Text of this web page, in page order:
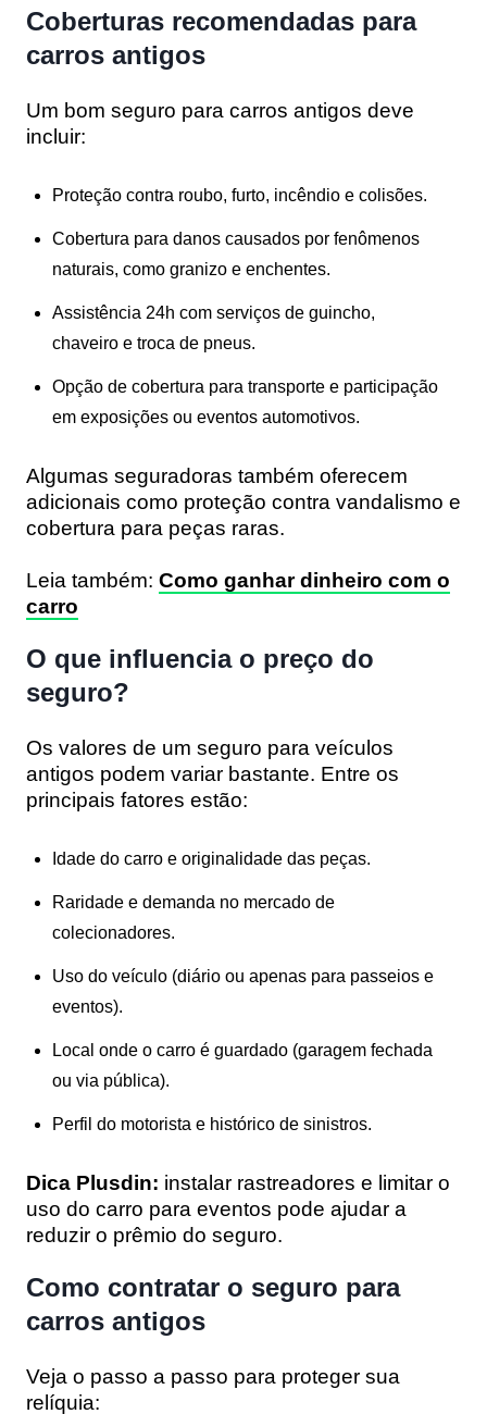
Coberturas recomendadas para
carros antigos
Um bom seguro para carros antigos deve
incluir:
Proteção contra roubo, furto, incêndio e colisões.
Cobertura para danos causados por fenômenos
naturais, como granizo e enchentes.
Assistência 24h com serviços de guincho,
chaveiro e troca de pneus.
Opção de cobertura para transporte e participação
em exposições ou eventos automotivos.
Algumas seguradoras também oferecem
adicionais como proteção contra vandalismo e
cobertura para peças raras.
Leia também: Como ganhar dinheiro com o
carro
O que influencia o preço do
seguro?
Os valores de um seguro para veículos
antigos podem variar bastante. Entre os
principais fatores estão:
Idade do carro e originalidade das peças.
Raridade e demanda no mercado de
colecionadores.
Uso do veículo (diário ou apenas para passeios e
eventos).
Local onde o carro é guardado (garagem fechada
ou via pública).
Perfil do motorista e histórico de sinistros.
Dica Plusdin: instalar rastreadores e limitar o
uso do carro para eventos pode ajudar a
reduzir o prêmio do seguro.
Como contratar o seguro para
carros antigos
Veja o passo a passo para proteger sua
relíquia: